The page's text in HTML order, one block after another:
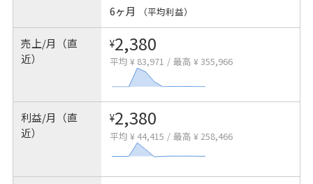
6ヶ月 （平均利益）
売上/月（直
近）
¥2,380
平均 ¥ 83,971 / 最高 ¥ 355,966
利益/月（直
近）
¥2,380
平均 ¥ 44,415 / 最高 ¥ 258,466